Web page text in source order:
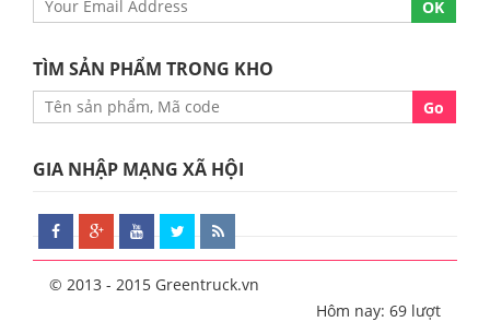
TÌM SẢN PHẨM TRONG KHO
GIA NHẬP MẠNG XÃ HỘI
© 2013 - 2015 Greentruck.vn
Hôm nay: 69 lượt